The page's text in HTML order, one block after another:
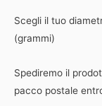
Scegli il tuo
(grammi)
Spediremo il
pacco postale